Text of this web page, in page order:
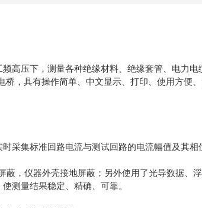
高压下，测量各种绝缘材料、绝缘套管、电力
，具有操作简单、中文显示、打印、使用方便
采集标准回路电流与测试回路的电流幅值及其
，仪器外壳接地屏蔽；另外使用了光导数据、浮
测量结果稳定、精确、可靠。